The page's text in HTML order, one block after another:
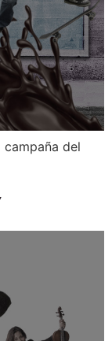
del